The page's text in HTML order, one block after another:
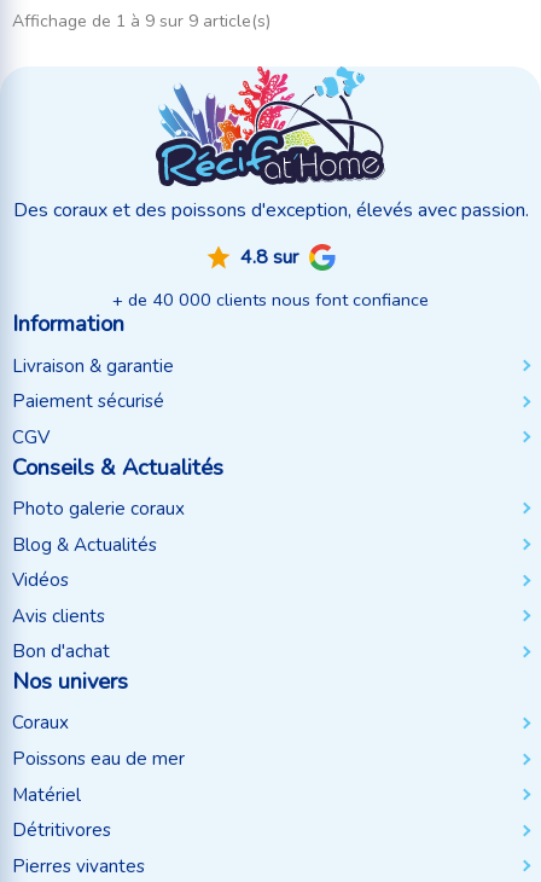
Affichage de 1 à 9 sur 9 article(s)
Des coraux et des poissons d'exception, élevés avec passion.
4.8 sur
+ de 40 000 clients nous font confiance
Information
Livraison & garantie
Paiement sécurisé
CGV
Conseils & Actualités
Photo galerie coraux
Blog & Actualités
Vidéos
Avis clients
Bon d'achat
Nos univers
Coraux
Poissons eau de mer
Matériel
Détritivores
Pierres vivantes